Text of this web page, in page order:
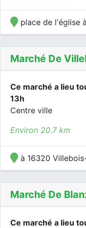
place de l'église
Marché De
Ce marché a lieu
13h
Centre ville
Environ 20.7 km
à 16320
Marché De
Ce marché a lieu